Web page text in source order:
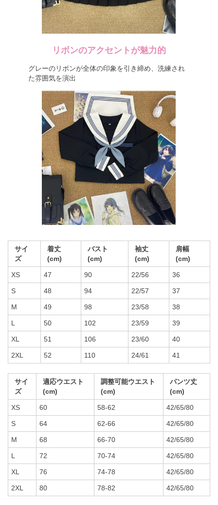
リボンのアクセントが魅力的
グレーのリボンが全体の印象を引き締め、洗練され
た雰囲気を演出
サイ
ズ
着丈
(cm)
バスト
(cm)
袖丈
(cm)
肩幅
(cm)
XS 47 90 22/56 36
S 48 94 22/57 37
M 49 98 23/58 38
L 50 102 23/59 39
XL 51 106 23/60 40
2XL 52 110 24/61 41
サイ
ズ
適応ウエスト
(cm)
調整可能ウエスト
(cm)
パンツ丈
(cm)
XS 60 58-62 42/65/80
S 64 62-66 42/65/80
M 68 66-70 42/65/80
L 72 70-74 42/65/80
XL 76 74-78 42/65/80
2XL 80 78-82 42/65/80